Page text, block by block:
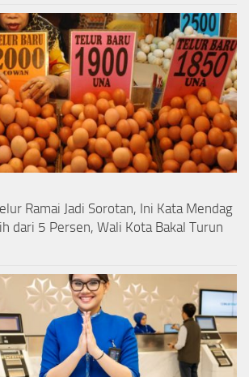
Ramai Jadi Sorotan, Ini Kata Mendag
dari 5 Persen, Wali Kota Bakal Turun